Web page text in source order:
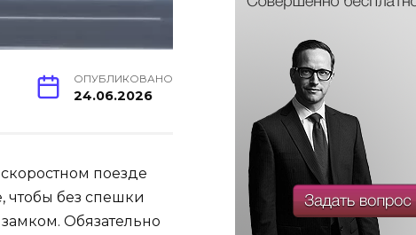
ОПУБЛИКОВАНО
24.06.2026
поезде
чтобы без спешки
Обязательно